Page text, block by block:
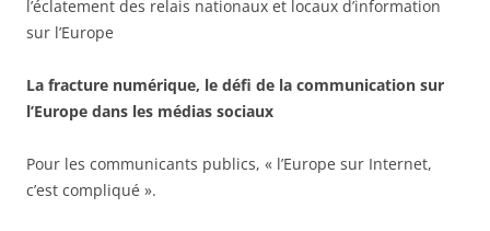
l’éclatement des relais nationaux et locaux d’information
sur l’Europe
La fracture numérique, le défi de la communication sur
l’Europe dans les médias sociaux
Pour les communicants publics, « l’Europe sur Internet,
c’est compliqué ».